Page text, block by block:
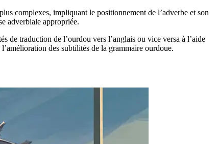
complexes, impliquant le positionnement de l’adverbe et son
adverbiale appropriée.
de traduction de l’ourdou vers l’anglais ou vice versa à l’aide
des subtilités de la grammaire ourdoue.